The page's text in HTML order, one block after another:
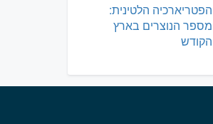
הפטריארכיה הלטינית:
מספר הנוצרים בארץ
הקודש